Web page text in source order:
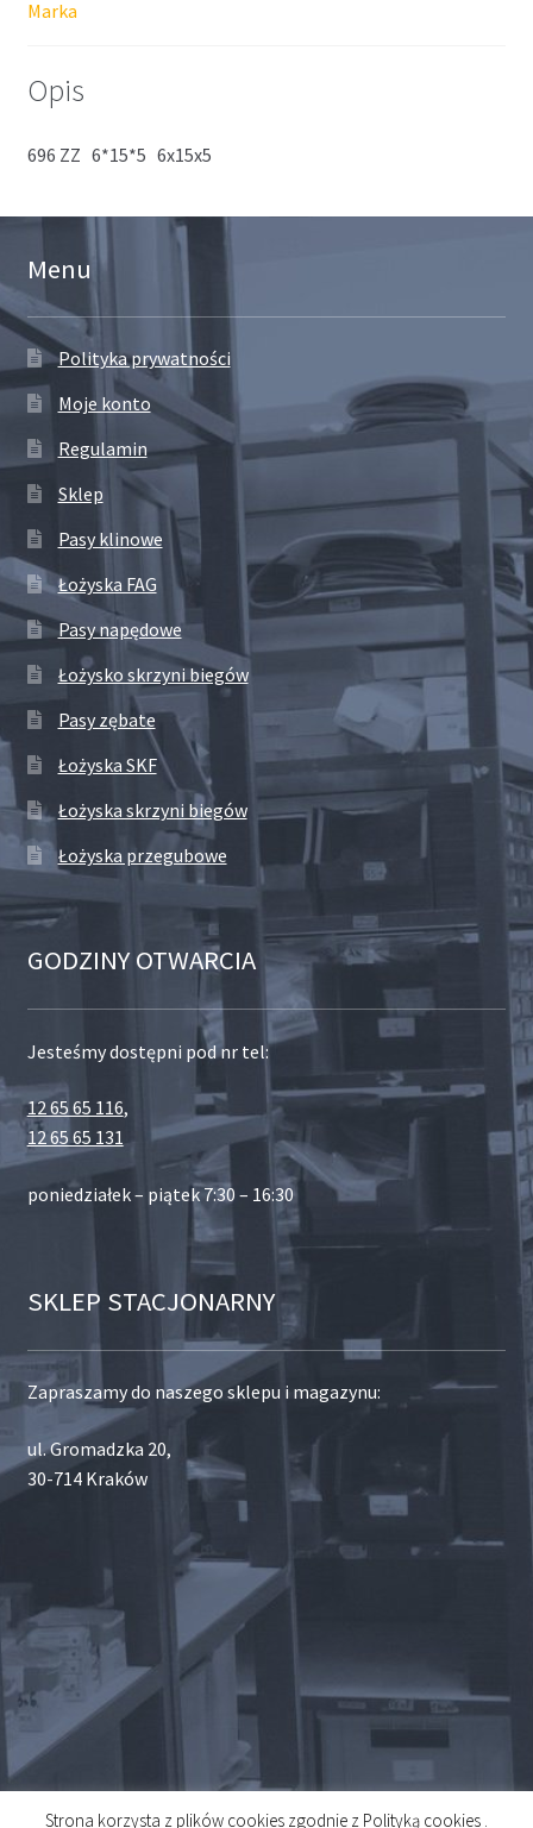
Marka
Opis
696 ZZ 6*15*5 6x15x5
Menu
Polityka prywatności
Moje konto
Regulamin
Sklep
Pasy klinowe
Łożyska FAG
Pasy napędowe
Łożysko skrzyni biegów
Pasy zębate
Łożyska SKF
Łożyska skrzyni biegów
Łożyska przegubowe
GODZINY OTWARCIA
Jesteśmy dostępni pod nr tel:
12 65 65 116,
12 65 65 131
poniedziałek – piątek 7:30 – 16:30
SKLEP STACJONARNY
Zapraszamy do naszego sklepu i magazynu:
ul. Gromadzka 20,
30-714 Kraków
Strona korzysta z plików cookies zgodnie z Polityką cookies .